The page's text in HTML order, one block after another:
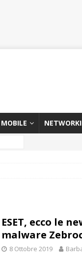
MOBILE
ESET, ecco le
malware
8 Ottobre 2019